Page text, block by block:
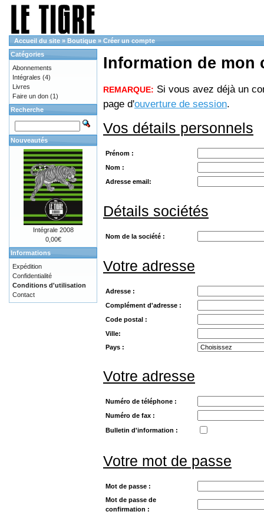
Accueil du site » Boutique » Créer un compte
Information de mon
REMARQUE: Si vous avez déjà un
page d'ouverture de session.
Vos détails personnels
Prénom :
Nom :
Adresse email:
Détails sociétés
Nom de la société :
Votre adresse
Adresse :
Complément d'adresse :
Code postal :
Ville:
Pays :
Votre adresse
Numéro de téléphone :
Numéro de fax :
Bulletin d'information :
Votre mot de passe
Mot de passe :
Mot de passe de
confirmation :
Catégories
Abonnements
Intégrales (4)
Livres
Faire un don (1)
Recherche
Nouveautés
Intégrale 2008
0,00€
Informations
Expédition
Confidentialité
Conditions d'utilisation
Contact